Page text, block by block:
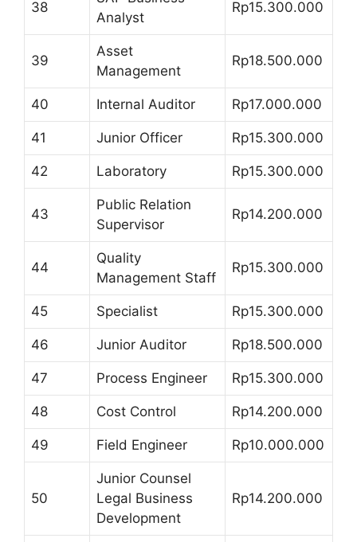
38
Analyst
Rp15.300.000
39
Asset
Management
Rp18.500.000
40 Internal Auditor Rp17.000.000
41 Junior Officer Rp15.300.000
42 Laboratory Rp15.300.000
43
Public Relation
Supervisor
Rp14.200.000
44
Quality
Management Staff
Rp15.300.000
45 Specialist Rp15.300.000
46 Junior Auditor Rp18.500.000
47 Process Engineer Rp15.300.000
48 Cost Control Rp14.200.000
49 Field Engineer Rp10.000.000
50
Junior Counsel
Legal Business
Development
Rp14.200.000